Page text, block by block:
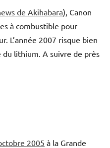
de Akihabara), Canon
à combustible pour
L’année 2007 risque bien
du lithium. A suivre de près
2005 à la Grande